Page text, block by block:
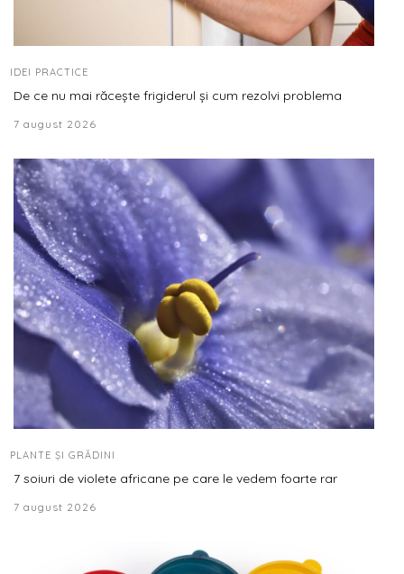
IDEI PRACTICE
De ce nu mai răcește frigiderul și cum rezolvi problema
7 august 2026
PLANTE ȘI GRĂDINI
7 soiuri de violete africane pe care le vedem foarte rar
7 august 2026